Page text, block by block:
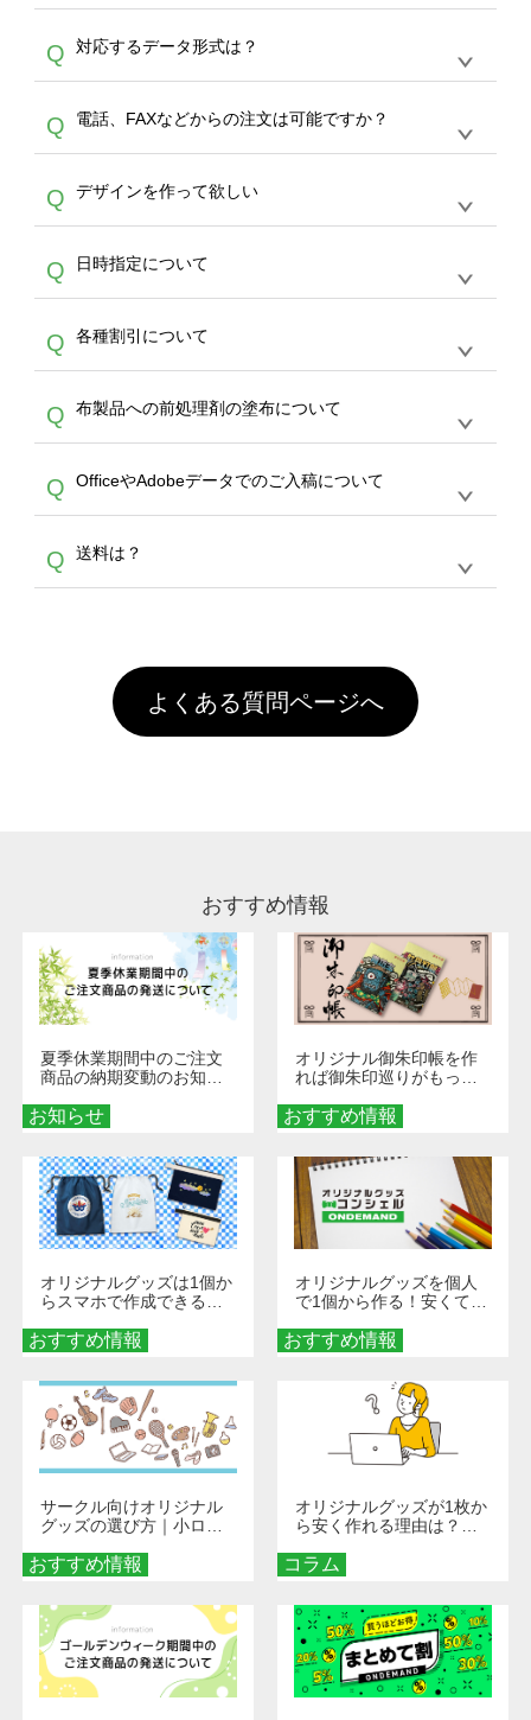
A
生産にて承っております。デザインツールから
デザインの作成から決済まで完了できます。
30枚以上やシルク印刷など、大口注文の場合
は、サポートが担当するエコバッグコンシェル
やタンブラーコンシェルをご利用ください。製
作する数量が多ければ多いほど、オンデマンド
サービスよりも低価格で製作することが可能で
す。
Q 対応するデータ形式は？
A
ドできるデータ形式は、JPG / PNG / AI / PSD /
PDF 形式になります。データの最大サイズ
写真などもアップロード可能です。使用できな
い画像はエラーになります。（※ Illustratorか
らの直接入稿には対応していません。AIで保存
し、デザインツールからアップロードして下さ
い）
Q 電話、FAXなどからの注文は可能ですか？
A
文のみ受け付けております。30個以上のご製
作をお考えの方は、サポートが担当するエコバ
スをご利用頂ければ、電話やFAX、メールなど
でご注文が可能です。
Q デザインを作って欲しい
A
を作って欲しい。などの場合は、製作数量が
30個以上であれば、サポート担当が、デザイ
バッグコンシェル
サー
ビスをご利用ください。(※ 30個以下の場合
は、デザインツールをご利用ください)
Q 日時指定について
A
ん。発送後18時以降に配送業者・伝票番号を
メールでお知らせいたしますので、直接配送業
者にご連絡いただき調整をお願い致します。
Q 各種割引について
A
カート内で自動的に割引(最大50%)が適用され
ます。 【付与ポイント】購入金額の1％が1ポ
イントとして付与され、次回ご注文時に1ポイ
ント＝1円としてお使いいただけます。ポイン
トは発送完了の翌日に付与され、次回ご注文時
からご利用頂けます。ポイントの有効期限は一
年間です。【会員ランク】過去10カ月のご注
文回数により会員ランク割引(最大5%)が適用
頂いても、ログインがされていなければ、ラン
クにカウントがされません。
Q 布製品への前処理剤の塗布について
A
意点（前処理剤）】カラー生地（Tシャツのホ
ワイト、トートバッグのナチュラル、ホワイト
といって、プリントを定着させるための処理剤
を塗布しており、短納期・低価格で商品をお届
害な性質で、水洗いで落とすことが可能です。
お手数ですが、お客様ご自身にて着用前に落と
していただけますようお願いいたします。※1
通常注文・直送機能でのご注文に関わらず、前
Q OfficeやAdobeデータでのご入稿について
A
ません。いずれのデータも該当デザインのみ画
像(JPEG,PNG,GIF,PDF)に変換、またはAdobe
Q 送料は？
引」などによるお値引きで4,000円未満になる
場合は送料がかかりますので、ご注意くださ
い。
よくある質問ページへ
おすすめ情報
お知らせ
夏季休業期間中のご注文
商品の納期変動のお知ら
おすすめ情報
オリジナル御朱印帳を作
れば御朱印巡りがもっと
ダーメイドする魅力と選
び方
おすすめ情報
オリジナルグッズは1個か
らスマホで作成できる！
くなる巾着＆ポーチ活用
術
おすすめ情報
オリジナルグッズを個人
で1個から作る！安くて簡
秘訣
おすすめ情報
サークル向けオリジナル
グッズの選び方｜小ロッ
める秘訣
コラム
オリジナルグッズが1枚か
ら安く作れる理由は？オ
とメリットを解説